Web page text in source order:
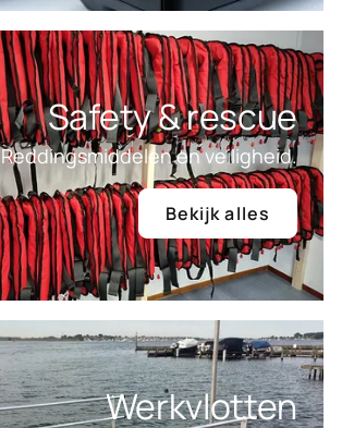
Safety & rescue
Reddingsmiddelen en veiligheid.
Bekijk alles
Werkvlotten